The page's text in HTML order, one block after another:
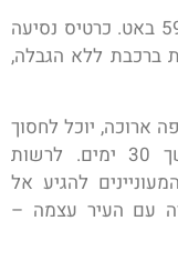
מחיר כרטיס נסיעה בודדת נע בין 16 ל-59 באט. כרטיס נסיעה
נסיעות ברכבת ללא הגבלה,
ארוכה, יוכל לחסוך
כסף בעת רכישה כרטיס מיוחד למשך 30 ימים. לרשות
להגיע אל
עם העיר עצמה –